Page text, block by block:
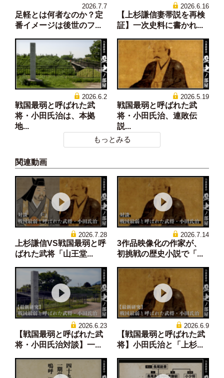
2026.7.7
足軽とは何者なのか？定
番イメージは後世のフ...
2026.6.16
【上杉謙信妻帯説を再検
証】一次史料に書かれ...
2026.6.2
戦国最弱と呼ばれた武
将・小田氏治は、本拠
地...
2026.5.19
戦国最弱と呼ばれた武
将・小田氏治、連敗伝
説...
もっとみる
関連動画
2026.7.28
上杉謙信VS戦国最弱と呼
ばれた武将「山王堂...
2026.7.14
3作品映像化の作家が、
初挑戦の歴史小説で「...
2026.6.23
【戦国最弱と呼ばれた武
将・小田氏治対談】一...
2026.6.9
【戦国最弱と呼ばれた武
将】小田氏治と「上杉...